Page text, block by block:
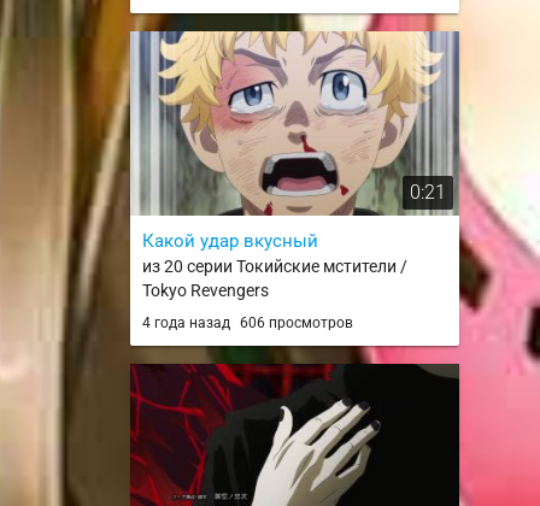
0:21
Какой удар вкусный
из 20 серии Токийские мстители /
Tokyo Revengers
4 года назад 606 просмотров